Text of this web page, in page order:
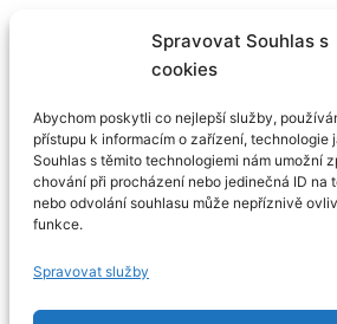
Spravovat Souhlas s
cookies
Abychom poskytli co nejlepší služby,
přístupu k informacím o zařízení, technologie
Souhlas s těmito technologiemi nám umožní
chování při procházení nebo jedinečná ID na
nebo odvolání souhlasu může nepříznivě
funkce.
Spravovat služby
Asociace děkanů
info@dekanief.cz